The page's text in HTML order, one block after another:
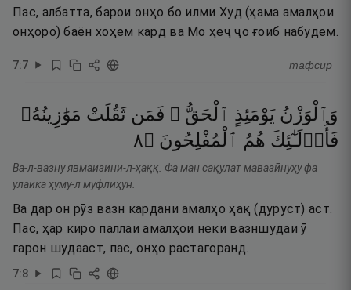
Пас, албатта, барои онҳо бо илми Худ (ҳама амалҳои
онҳоро) баён хоҳем кард ва Мо ҳеҷ ҷо ғоиб набудем.
7:7 тафсир
وَٱلْوَزْنُ يَوْمَئِذٍ ٱلْحَقُّ ۚ فَمَن ثَقُلَتْ مَوَٰزِينُهُۥ
فَأُو۟لَـٰٓئِكَ هُمُ ٱلْمُفْلِحُونَ ۝٨
Ва-л-вазну явмаизини-л-ҳаққ. Фа ман сақулат мавазӣнуҳу фа
улаика ҳуму-л муфлиҳун.
Ва дар он рӯз вазн кардани амалҳо ҳақ (дуруст) аст.
Пас, ҳар киро паллаи амалҳои неки вазншудаи ӯ
гарон шудааст, пас, онҳо растагоранд.
7:8